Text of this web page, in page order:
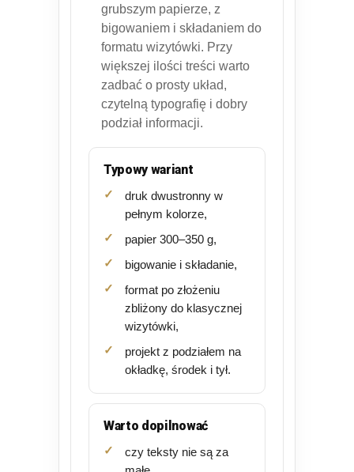
grubszym papierze, z
bigowaniem i składaniem do
formatu wizytówki. Przy
większej ilości treści warto
zadbać o prosty układ,
czytelną typografię i dobry
podział informacji.
Typowy wariant
druk dwustronny w
pełnym kolorze,
papier 300–350 g,
bigowanie i składanie,
format po złożeniu
zbliżony do klasycznej
wizytówki,
projekt z podziałem na
okładkę, środek i tył.
Warto dopilnować
czy teksty nie są za